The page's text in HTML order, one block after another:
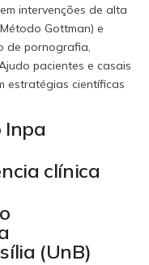
intervenções de alta
Gottman) e
de pornografia,
pacientes e casais
estratégias científicas
clínica
(UnB)